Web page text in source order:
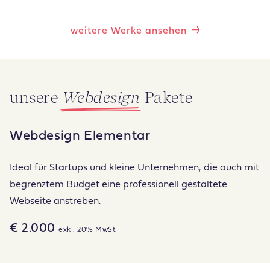
weitere Werke ansehen
unsere Webdesign Pakete
Webdesign Elementar
Ideal für Startups und kleine Unternehmen, die auch mit
begrenztem Budget eine professionell gestaltete
Webseite anstreben.
€ 2.000 exkl. 20% MwSt.